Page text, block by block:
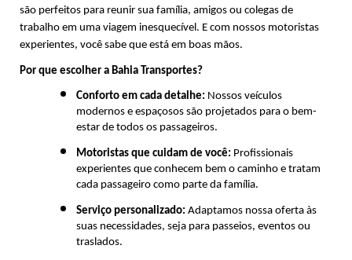
são perfeitos para reunir sua família, amigos ou colegas de
trabalho em uma viagem inesquecível. E com nossos motoristas
experientes, você sabe que está em boas mãos.
Por que escolher a Bahia Transportes?
Conforto em cada detalhe: Nossos veículos
modernos e espaçosos são projetados para o bem-
estar de todos os passageiros.
Motoristas que cuidam de você: Profissionais
experientes que conhecem bem o caminho e tratam
cada passageiro como parte da família.
Serviço personalizado: Adaptamos nossa oferta às
suas necessidades, seja para passeios, eventos ou
traslados.